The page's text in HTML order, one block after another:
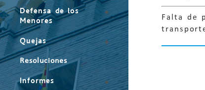
Defensa de los
Menores
Quejas
Resoluciones
Informes
Falta de